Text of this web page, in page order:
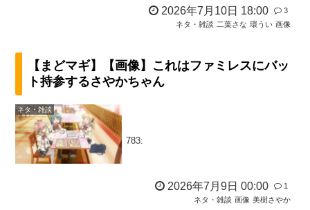
2026年7月10日 18:00
3
ネタ・雑談 二葉さな 環うい 画像
【まどマギ】【画像】これはファミレスにバッ
ト持参するさやかちゃん
ネタ・雑談
783:
2026年7月9日 00:00
1
ネタ・雑談 画像 美樹さやか